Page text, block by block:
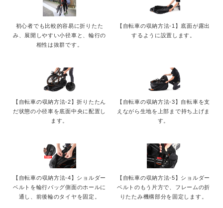
初心者でも比較的容易に折りたた
み、展開しやすい小径車と、輪行の
相性は抜群です。
【自転車の収納方法-1】底面が露出
するように設置します。
【自転車の収納方法-2】折りたたん
だ状態の小径車を底面中央に配置し
ます。
【自転車の収納方法-3】自転車を支
えながら生地を上部まで持ち上げま
す。
【自転車の収納方法-4】ショルダー
ベルトを輪行バッグ側面のホールに
通し、前後輪のタイヤを固定。
【自転車の収納方法-5】ショルダー
ベルトのもう片方で、フレームの折
りたたみ機構部分を固定します。